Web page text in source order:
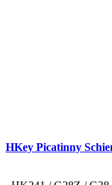
HKey Picatinny